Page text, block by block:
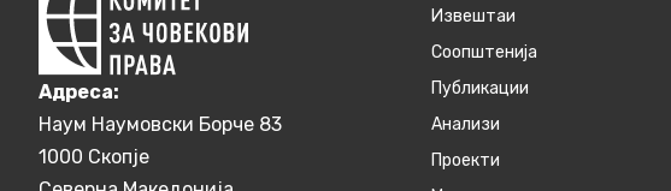
Aдреса:
Наум Наумовски Борче 83
1000 Скопје
Извештаи
Соопштенија
Публикации
Анализи
Проекти